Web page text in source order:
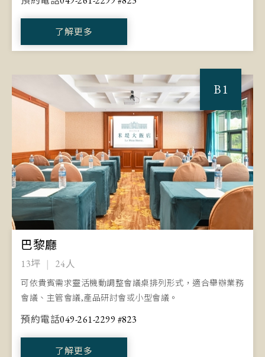
了解更多
B1
巴黎廳
13坪 24人
可依貴賓需求靈活機動調整會議桌排列形式，適合舉辦業務
會議、主管會議,產品研討會或小型會議。
預約電話049-261-2299 #823
了解更多